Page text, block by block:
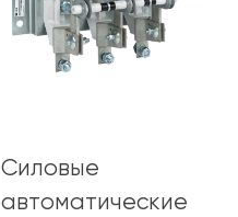
Силовые
автоматические